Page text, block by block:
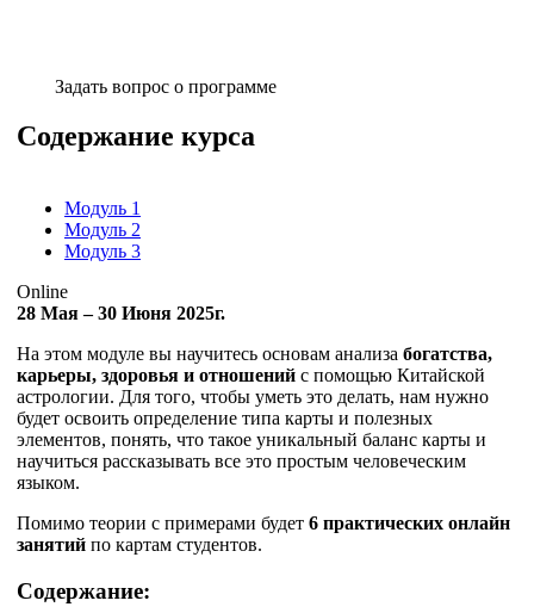
Задать вопрос о программе
Содержание курса
Модуль 1
Модуль 2
Модуль 3
Online
28 Мая – 30 Июня 2025г.
На этом модуле вы научитесь основам анализа богатства,
карьеры, здоровья и отношений с помощью Китайской
астрологии. Для того, чтобы уметь это делать, нам нужно
будет освоить определение типа карты и полезных
элементов, понять, что такое уникальный баланс карты и
научиться рассказывать все это простым человеческим
языком.
Помимо теории с примерами будет 6 практических онлайн
занятий по картам студентов.
Содержание: